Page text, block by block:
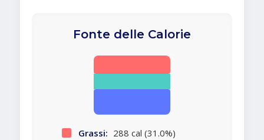
Fonte delle Calorie
Grassi: 288 cal (31.0%)